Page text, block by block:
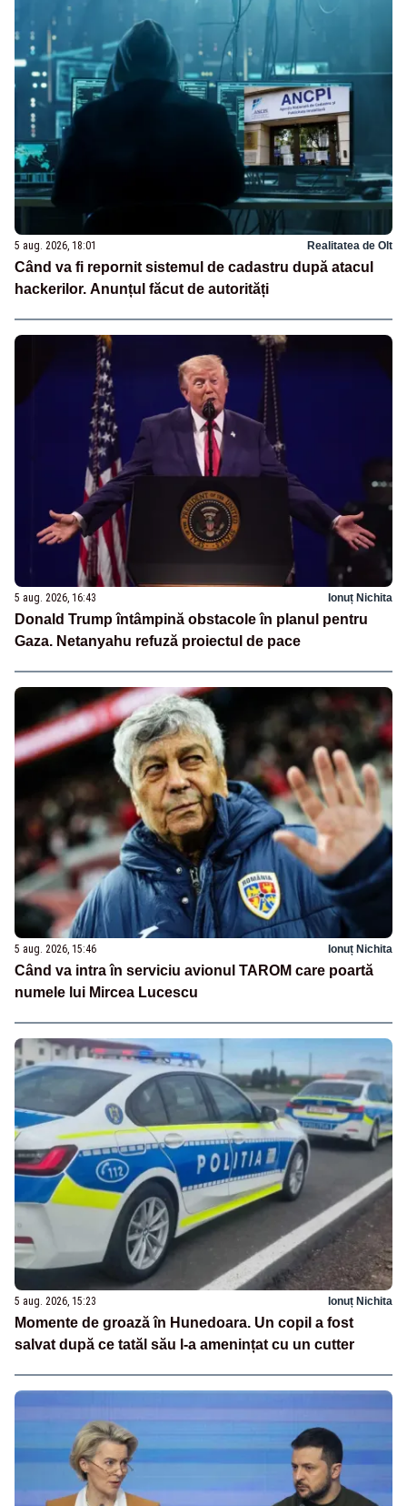
5 aug. 2026, 18:01 Realitatea de Olt
Când va fi repornit sistemul de cadastru după atacul
hackerilor. Anunțul făcut de autorități
5 aug. 2026, 16:43 Ionuț Nichita
Donald Trump întâmpină obstacole în planul pentru
Gaza. Netanyahu refuză proiectul de pace
5 aug. 2026, 15:46 Ionuț Nichita
Când va intra în serviciu avionul TAROM care poartă
numele lui Mircea Lucescu
5 aug. 2026, 15:23 Ionuț Nichita
Momente de groază în Hunedoara. Un copil a fost
salvat după ce tatăl său l-a amenințat cu un cutter